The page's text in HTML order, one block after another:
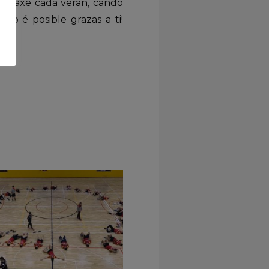
cada verán, cando
é posible grazas a ti!